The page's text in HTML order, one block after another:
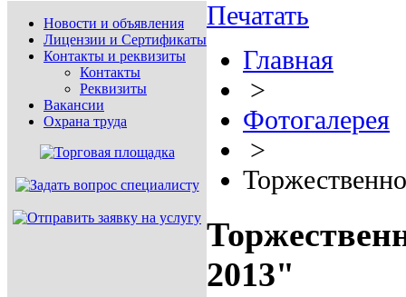
Новости и объявления
Лицензии и Сертификаты
Контакты и реквизиты
Контакты
Реквизиты
Вакансии
Охрана труда
Печатать
Главная
>
Фотогалерея
>
2013"